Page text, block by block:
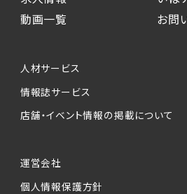
動画一覧
お問
人材サービス
情報誌サービス
店舗・イベント情報の掲載について
運営会社
個人情報保護方針